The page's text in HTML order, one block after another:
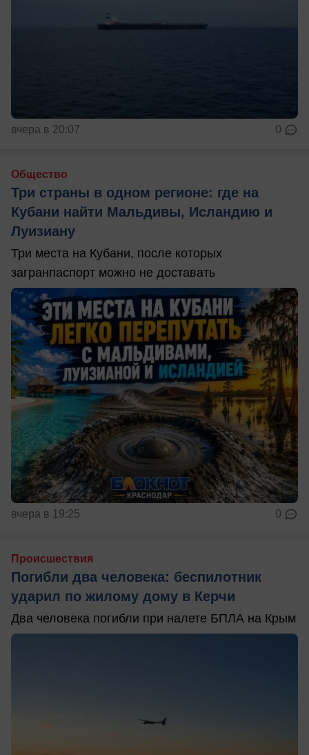
вчера в 20:07 0
Общество
Три страны в одном регионе: где на
Кубани найти Мальдивы, Исландию и
Луизиану
Три места на Кубани, после которых
загранпаспорт можно не доставать
вчера в 19:25 0
Происшествия
Погибли два человека: беспилотник
ударил по жилому дому в Керчи
Два человека погибли при налете БПЛА на Крым